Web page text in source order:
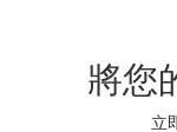
將您
立